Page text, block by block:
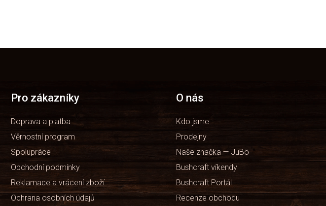
Pro zákazníky
Doprava a platba
Věrnostní program
Spolupráce
Obchodní podmínky
Reklamace a vrácení zboží
Ochrana osobních údajů
O nás
Kdo jsme
Prodejny
Naše značka — JuBö
Bushcraft víkendy
Bushcraft Portál
Recenze obchodu